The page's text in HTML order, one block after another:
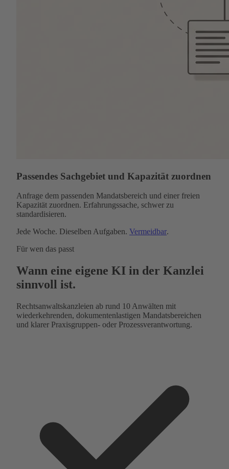
Passendes Sachgebiet und Kapazität zuordnen
Anfrage dem passenden Mandatsbereich und einer freien
Kapazität zuordnen. Erfahrungssache, schwer zu
standardisieren.
Jede Woche. Dieselben Aufgaben. Vermeidbar.
Für wen das passt
Wann eine eigene KI in der Kanzlei
sinnvoll ist.
Rechtsanwaltskanzleien ab rund 10 Anwälten mit
wiederkehrenden, dokumentenlastigen Mandatsbereichen
und klarer Praxisgruppen- oder Prozessverantwortung.